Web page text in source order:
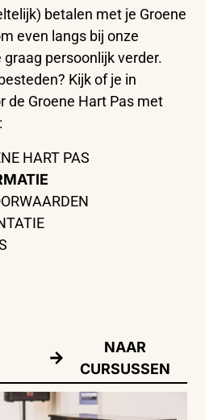
betalen met je Groene
even langs bij onze
persoonlijk verder.
Kijk of je in
de Groene Hart Pas met
HART PAS
NAAR
CURSUSSEN